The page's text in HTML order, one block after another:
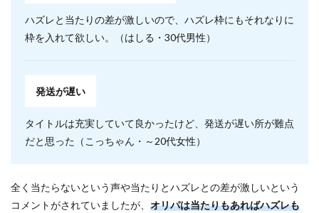
ハズレと当たりの差が激しいので、ハズレ枠にもそれなりに
枠を入れて欲しい。（はしる・30代男性）
発送が遅い
タイトルは充実していて良かったけど、発送が遅い所が難点
だと思った（こっちゃん・～20代女性）
全く当たらないという声や当たりとハズレとの差が激しいという
コメントがされていましたが、 オリパは当たりもあればハズレも